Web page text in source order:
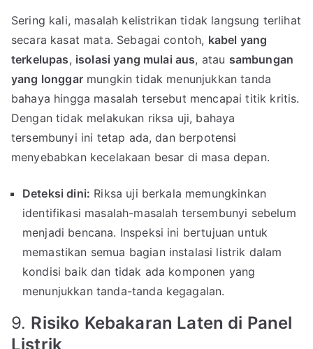
Sering kali, masalah kelistrikan tidak langsung terlihat
secara kasat mata. Sebagai contoh, kabel yang
terkelupas, isolasi yang mulai aus, atau sambungan
yang longgarmungkin tidak menunjukkan tanda
bahaya hingga masalah tersebut mencapai titik kritis.
Dengan tidak melakukan riksa uji, bahaya
tersembunyi ini tetap ada, dan berpotensi
menyebabkan kecelakaan besar di masa depan.
Deteksi dini: Riksa uji berkala memungkinkan
identifikasi masalah-masalah tersembunyi sebelum
menjadi bencana. Inspeksi ini bertujuan untuk
memastikan semua bagian instalasi listrik dalam
kondisi baik dan tidak ada komponen yang
menunjukkan tanda-tanda kegagalan.
9. Risiko Kebakaran Laten di Panel
Listrik